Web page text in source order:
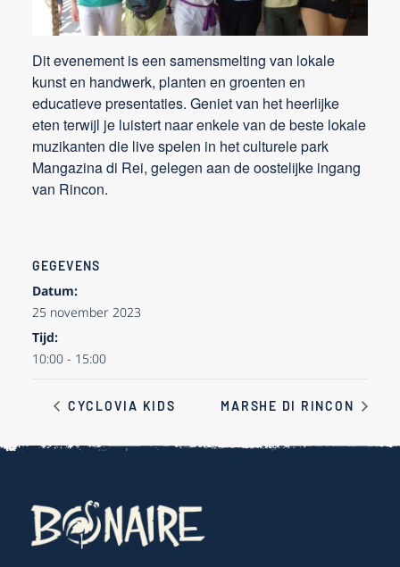
Dit evenement is een samensmelting van lokale
kunst en handwerk, planten en groenten en
educatieve presentaties. Geniet van het heerlijke
eten terwijl je luistert naar enkele van de beste lokale
muzikanten die live spelen in het culturele park
Mangazina di Rei, gelegen aan de oostelijke ingang
van Rincon.
GEGEVENS
Datum:
25 november 2023
Tijd:
10:00 - 15:00
CYCLOVIA KIDS MARSHE DI RINCON